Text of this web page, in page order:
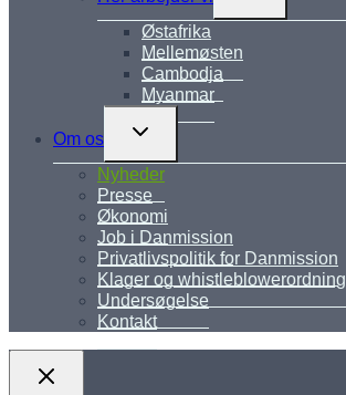
Østafrika
Mellemøsten
Cambodja
Myanmar
Om os
Skift
Nyheder
Presse
Økonomi
Job i Danmission
Privatlivspolitik for Danmission
Klager og whistleblowerordning
Undersøgelse
Kontakt